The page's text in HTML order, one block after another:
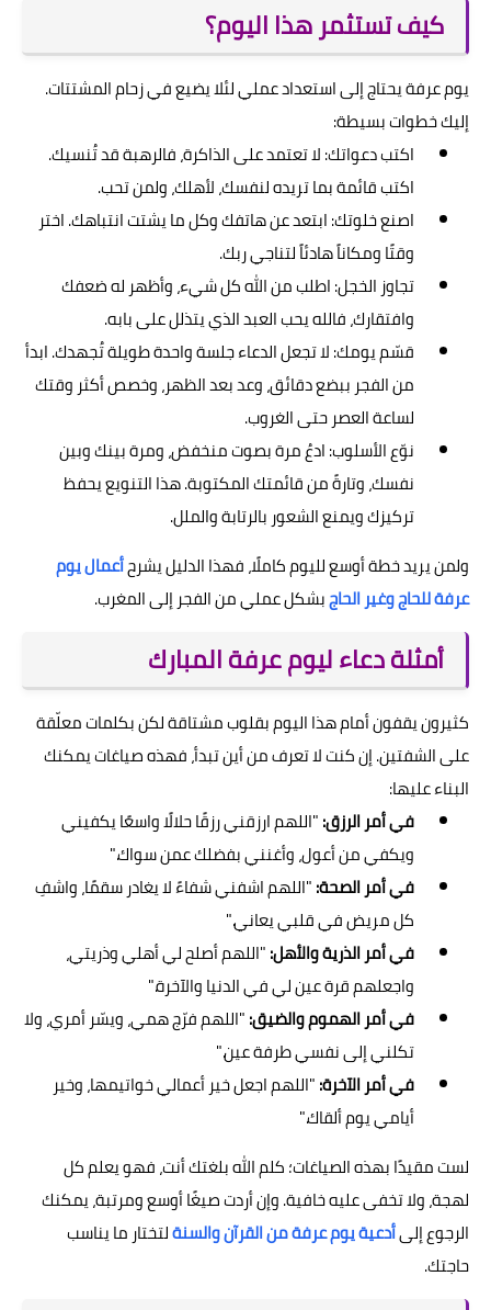
كيف تستثمر هذا اليوم؟
يوم عرفة يحتاج إلى استعداد عملي لئلا يضيع في زحام المشتتات.
إليك خطوات بسيطة:
اكتب دعواتك: لا تعتمد على الذاكرة، فالرهبة قد تُنسيك.
اكتب قائمة بما تريده لنفسك، لأهلك، ولمن تحب.
اصنع خلوتك: ابتعد عن هاتفك وكل ما يشتت انتباهك. اختر
وقتًا ومكاناً هادئاً لتناجي ربك.
تجاوز الخجل: اطلب من الله كل شيء، وأظهر له ضعفك
وافتقارك، فالله يحب العبد الذي يتذلل على بابه.
قسّم يومك: لا تجعل الدعاء جلسة واحدة طويلة تُجهدك. ابدأ
من الفجر ببضع دقائق، وعد بعد الظهر، وخصص أكثر وقتك
لساعة العصر حتى الغروب.
نوّع الأسلوب: ادعُ مرة بصوت منخفض، ومرة بينك وبين
نفسك، وتارةً من قائمتك المكتوبة. هذا التنويع يحفظ
تركيزك ويمنع الشعور بالرتابة والملل.
ولمن يريد خطة أوسع لليوم كاملًا، فهذا الدليل يشرحأعمال يوم
عرفة للحاج وغير الحاجبشكل عملي من الفجر إلى المغرب.
أمثلة دعاء ليوم عرفة المبارك
كثيرون يقفون أمام هذا اليوم بقلوب مشتاقة لكن بكلمات معلّقة
على الشفتين. إن كنت لا تعرف من أين تبدأ، فهذه صياغات يمكنك
البناء عليها:
في أمر الرزق:"اللهم ارزقني رزقًا حلالًا واسعًا يكفيني
ويكفي من أعول، وأغنني بفضلك عمن سواك."
في أمر الصحة:"اللهم اشفني شفاءً لا يغادر سقمًا، واشفِ
كل مريض في قلبي يعاني."
في أمر الذرية والأهل:"اللهم أصلح لي أهلي وذريتي،
واجعلهم قرة عين لي في الدنيا والآخرة."
في أمر الهموم والضيق:"اللهم فرّج همي، ويسّر أمري، ولا
تكلني إلى نفسي طرفة عين."
في أمر الآخرة:"اللهم اجعل خير أعمالي خواتيمها، وخير
أيامي يوم ألقاك."
لست مقيدًا بهذه الصياغات؛ كلم الله بلغتك أنت، فهو يعلم كل
لهجة، ولا تخفى عليه خافية. وإن أردت صيغًا أوسع ومرتبة، يمكنك
الرجوع إلىأدعية يوم عرفة من القرآن والسنةلتختار ما يناسب
حاجتك.